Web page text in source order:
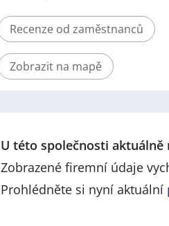
Recenze od zaměstnanců
Zobrazit na mapě
U této společnosti
Zobrazené firemní údaje
Prohlédněte si nyní aktuální